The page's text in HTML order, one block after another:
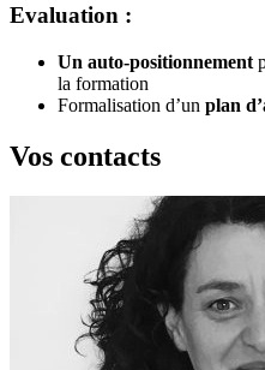
Evaluation :
Un auto-positionnement
la formation
Formalisation d’un plan
Vos contacts